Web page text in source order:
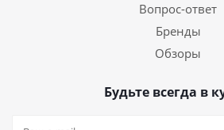
Вопрос-ответ
Бренды
Обзоры
Будьте всегда в